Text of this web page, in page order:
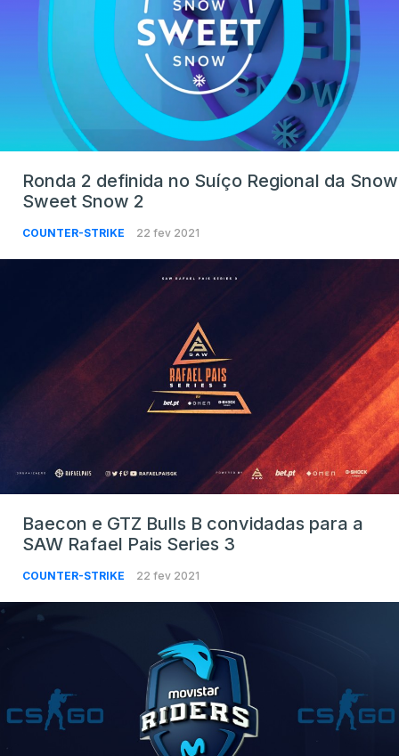
Ronda 2 definida no Suíço Regional da Snow
Sweet Snow 2
COUNTER-STRIKE 22 fev 2021
Baecon e GTZ Bulls B convidadas para a
SAW Rafael Pais Series 3
COUNTER-STRIKE 22 fev 2021